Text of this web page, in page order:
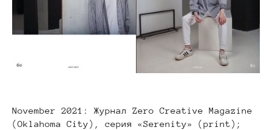
November 2021: Журнал Zero Creative Magazine
(Oklahoma City), серия «Serenity» (print);